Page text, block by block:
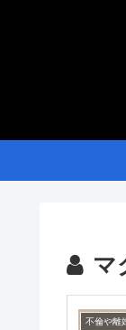
マ
不倫や離